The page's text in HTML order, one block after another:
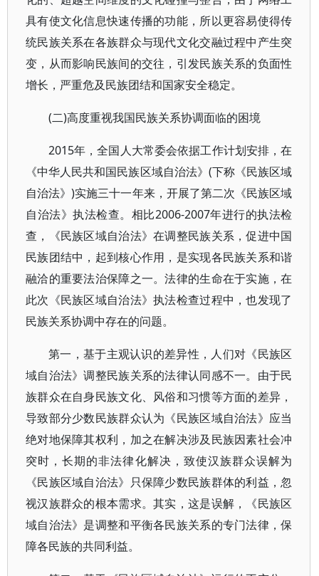
具有使文化信息快速传播的功能，所以更容易使得传
统民族关系在各族群众与现代文化交融过程中产生突
变，从而影响民族间的交往，引发民族关系的负面性
增长，严重危及民族团结和国家安全稳定。
(二)高度重视我国民族关系协调面临的困境
2015年，全国人大常委会依据工作计划安排，在
《中华人民共和国民族区域自治法》(下称《民族区域
自治法》)实施三十一年来，开展了第二次《民族区域
自治法》执法检查。相比2006-2007年进行的执法检
查，《民族区域自治法》在调整民族关系，促进中国
民族团结中，起到核心作用，是实现各民族关系和谐
融洽的重要法治保障之一。法律的生命在于实施，在
此次《民族区域自治法》执法检查过程中，也发现了
民族关系协调中存在的问题。
第一，基于主观认识的差异性，人们对《民族区
域自治法》调整民族关系的法律认同感不一。由于民
族群众在自身民族文化、风俗和习惯等方面的差异，
导致部分少数民族群众认为《民族区域自治法》应当
绝对地保障其权利，加之在解决涉及民族因素社会冲
突时，长期的非法律化解决，致使汉族群众误解为
《民族区域自治法》只保障少数民族群体的利益，忽
视汉族群众的根本需求。其实，这是误解，《民族区
域自治法》是调整和平衡各民族关系的专门法律，保
障各民族的共同利益。